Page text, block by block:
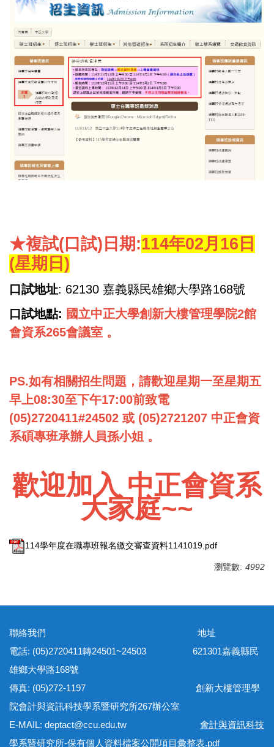
★複試(口試)日期:114年02月16日
(星期日)
口試地址: 62130 嘉義縣民雄鄉大學路168號
口試地點: 國立中正大學創新大樓管理學院2館
會資系265會議室 。
PS.如有相關招生問題，請歡迎星期一至星期五
早上08:30至下午17:00前致電
(05)2720411#24502 或 (05)2721207 中正會資
系碩專班承辦人員孫小姐 。
歡迎加入 中正會資系
大家庭~~
114學年度在職專班報名繳交審查資料1141019.pdf
瀏覽數: 4992
聯絡我們 地址
電話: (05)2720411轉24501~24503 621301嘉義縣民
雄鄉大學路168號
傳真: (05)272-1197 創新大樓管理學
院會計與資訊科技學系暨研究所267辦公室
E-MAIL: deptact@ccu.edu.tw 會計與資訊科技
學系暨研究所-保有個人資料檔案公開項目彙整表.pdf